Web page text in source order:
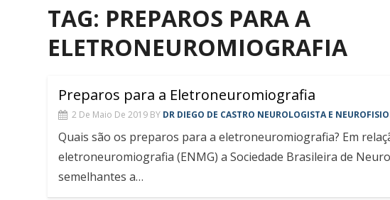
TAG: PREPAROS PARA A
ELETRONEUROMIOGRAFIA
Preparos para a Eletroneuromiografia
2 De Maio De 2019 BY DR DIEGO DE CASTRO NEUROLOGISTA E
Quais são os preparos para a eletroneuromiografia? Em
eletroneuromiografia (ENMG) a Sociedade Brasileira de
semelhantes a…